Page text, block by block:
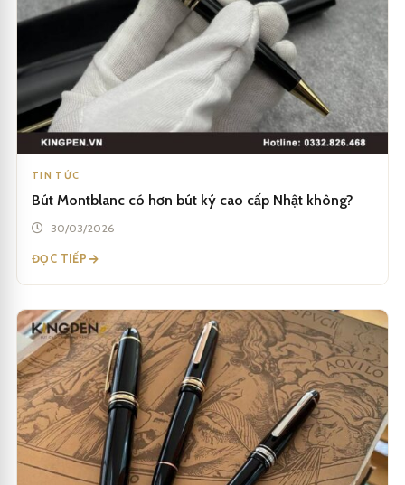
TIN TỨC
Bút Montblanc có hơn bút ký cao cấp Nhật không?
30/03/2026
ĐỌC TIẾP